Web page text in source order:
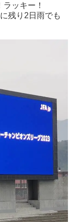
ッキー！
残り2日雨でも